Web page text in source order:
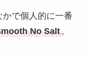
で個人的に一番
No Salt。